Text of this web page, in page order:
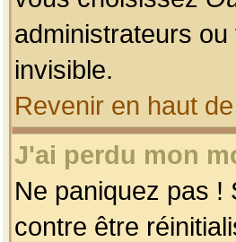
administrateurs
invisible.
Revenir en haut
J'ai perdu mon
Ne paniquez pas !
contre être